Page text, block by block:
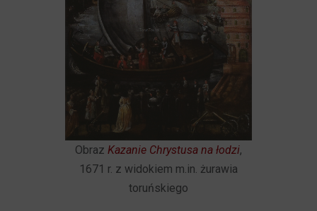
Obraz Kazanie Chrystusa na łodzi,
1671 r. z widokiem m.in. żurawia
toruńskiego